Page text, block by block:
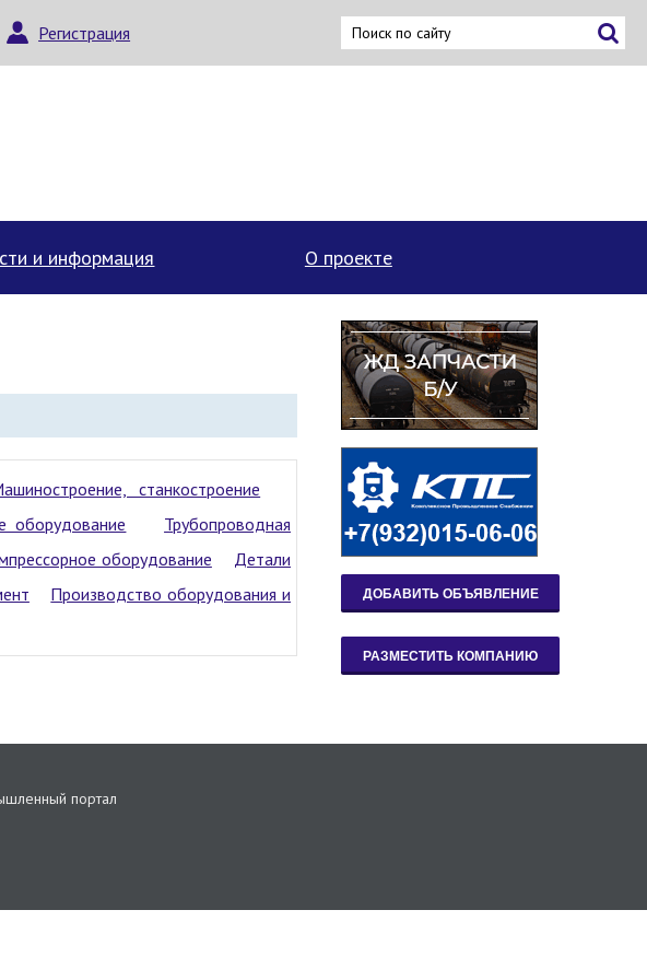
Регистрация
и информация О проекте
станкостроение
оборудование
Трубопроводная
оборудование
Детали
Производство оборудования и
портал